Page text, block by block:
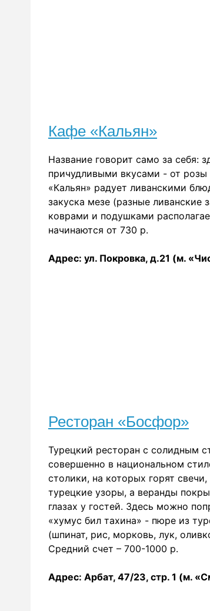
Кафе «Кальян»
Название говорит само за
причудливыми вкусами - от розы
«Кальян» радует ливанскими
закуска мезе (разные
коврами и подушками
начинаются от 730 р.
Адрес: ул. Покровка, д.21 (м.
Ресторан «Босфор»
Турецкий ресторан с солидным
совершенно в национальном
столики, на которых горят
турецкие узоры, а веранды
глазах у гостей. Здесь можно
«хумус бил тахина» - пюре из
(шпинат, рис, морковь, лук,
Средний счет – 700-1000 р.
Адрес: Арбат, 47/23, стр. 1 (м.